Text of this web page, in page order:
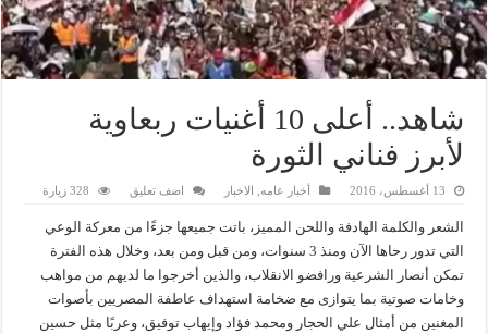
شاهد.. أعلى 10 أغنيات ربعاوية
لأبرز فناني الثورة
13 أغسطس، 2016 أخبار عامه الاخبار اضف تعليق 328 زيارة
الشعر والكلمة الهادفة واللحن المميز، باتت جميعها جزءًا من معركة الوعي
التي تدور رحاها الآن ومنذ 3 سنوات، ومن قبل ومن بعد، وخلال هذه الفترة
تمكن أنصار الشرعية ورافضو الانقلاب، والذين أخرجوا ما لديهم من مواهب
وخامات صوتية بما يتوازى مع ضخامة استهداف عاطفة المصريين بأصوات
المغنين من أمثال علي الحجار ومحمد فؤاد وإيهاب توفيق، وعربًا مثل حسين